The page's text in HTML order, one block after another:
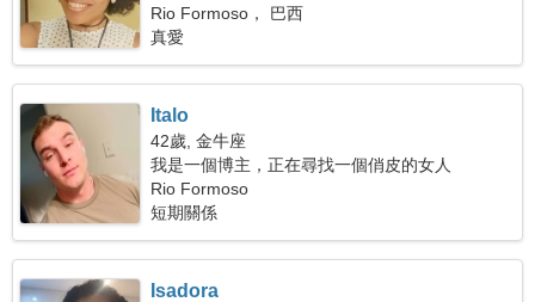
Rio Formoso， 巴西
真愛
Italo
42歲, 金牛座
我是一個博主，正在尋找一個俏皮的女人
Rio Formoso
短期關係
Isadora